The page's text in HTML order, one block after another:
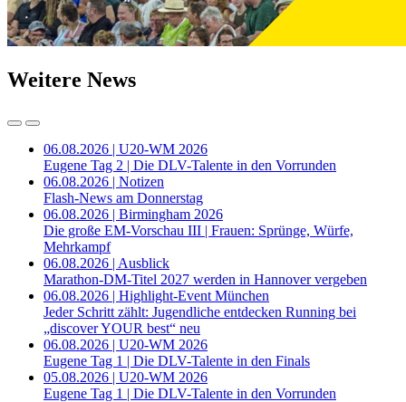
Weitere News
06.08.2026 | U20-WM 2026
Eugene Tag 2 | Die DLV-Talente in den Vorrunden
06.08.2026 | Notizen
Flash-News am Donnerstag
06.08.2026 | Birmingham 2026
Die große EM-Vorschau III | Frauen: Sprünge, Würfe,
Mehrkampf
06.08.2026 | Ausblick
Marathon-DM-Titel 2027 werden in Hannover vergeben
06.08.2026 | Highlight-Event München
Jeder Schritt zählt: Jugendliche entdecken Running bei
„discover YOUR best“ neu
06.08.2026 | U20-WM 2026
Eugene Tag 1 | Die DLV-Talente in den Finals
05.08.2026 | U20-WM 2026
Eugene Tag 1 | Die DLV-Talente in den Vorrunden